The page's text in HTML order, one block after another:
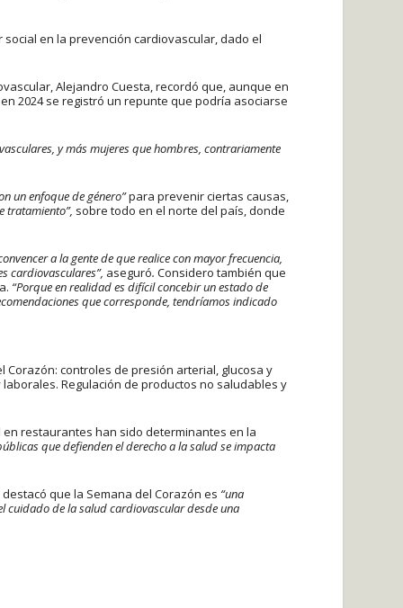
en la prevención cardiovascular, dado el
Alejandro Cuesta, recordó que, aunque en
2024 se registró un repunte que podría asociarse
y más mujeres que hombres, contrariamente
un enfoque de género”para prevenir ciertas causas,
tratamiento”, sobre todo en el norte del país, donde
a la gente de que realice con mayor frecuencia,
cardiovasculares”, aseguró. Considero también que
“Porque en realidad es difícil concebir un estado de
que corresponde, tendríamos indicado
controles de presión arterial, glucosa y
Regulación de productos no saludables y
restaurantes han sido determinantes en la
que defienden el derecho a la salud se impacta
que la Semana del Corazón es “una
cuidado de la salud cardiovascular desde una